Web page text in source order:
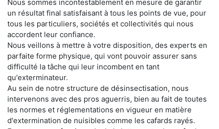
Nous sommes incontestablement en mesure de garantir
un résultat final satisfaisant à tous les points de vue, pour
tous les particuliers, sociétés et collectivités qui nous
accordent leur confiance.
Nous veillons à mettre à votre disposition, des experts en
parfaite forme physique, qui vont pouvoir assurer sans
difficulté la tâche qui leur incombent en tant
qu'exterminateur.
Au sein de notre structure de désinsectisation, nous
intervenons avec des pros aguerris, bien au fait de toutes
les normes et réglementations en vigueur en matière
d'extermination de nuisibles comme les cafards rayés.